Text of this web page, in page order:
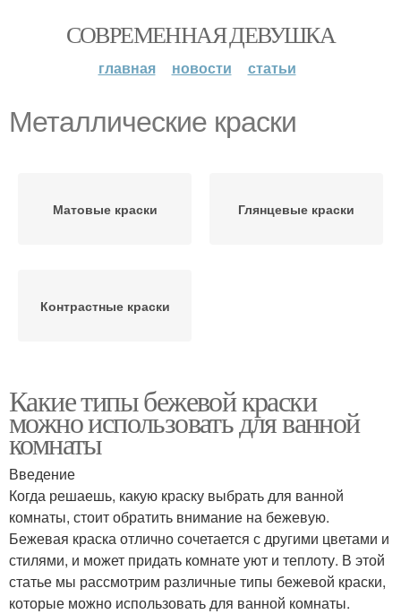
СОВРЕМЕННАЯ ДЕВУШКА
главная новости статьи
Металлические краски
Матовые краски Глянцевые краски
Контрастные краски
Какие типы бежевой краски
можно использовать для ванной
комнаты
Введение
Когда решаешь, какую краску выбрать для ванной
комнаты, стоит обратить внимание на бежевую.
Бежевая краска отлично сочетается с другими цветами и
стилями, и может придать комнате уют и теплоту. В этой
статье мы рассмотрим различные типы бежевой краски,
которые можно использовать для ванной комнаты.